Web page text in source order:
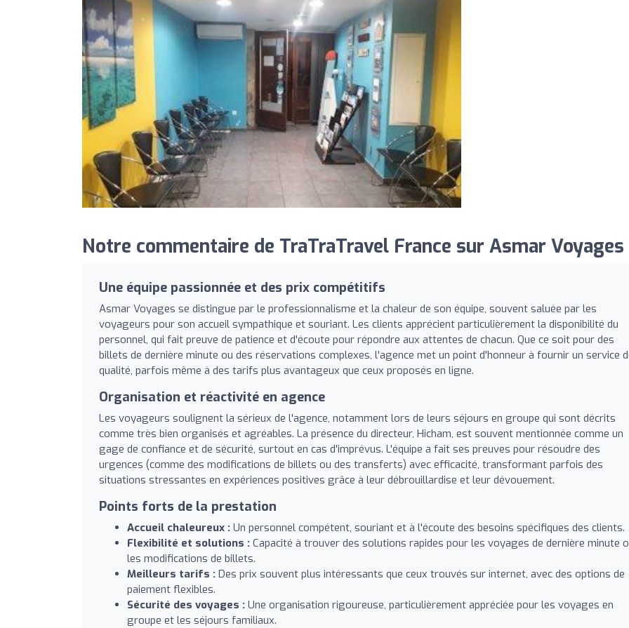
Notre commentaire de TraTraTravel France sur Asmar Voyages
Une équipe passionnée et des prix compétitifs
Asmar Voyages se distingue par le professionnalisme et la chaleur de son équipe, souvent saluée par les
voyageurs pour son accueil sympathique et souriant. Les clients apprécient particulièrement la disponibilité du
personnel, qui fait preuve de patience et d'écoute pour répondre aux attentes de chacun. Que ce soit pour des
billets de dernière minute ou des réservations complexes, l'agence met un point d'honneur à fournir un service
qualité, parfois même à des tarifs plus avantageux que ceux proposés en ligne.
Organisation et réactivité en agence
Les voyageurs soulignent la sérieux de l'agence, notamment lors de leurs séjours en groupe qui sont décrits
comme très bien organisés et agréables. La présence du directeur, Hicham, est souvent mentionnée comme un
gage de confiance et de sécurité, surtout en cas d'imprévus. L'équipe a fait ses preuves pour résoudre des
urgences (comme des modifications de billets ou des transferts) avec efficacité, transformant parfois des
situations stressantes en expériences positives grâce à leur débrouillardise et leur dévouement.
Points forts de la prestation
Accueil chaleureux : Un personnel compétent, souriant et à l'écoute des besoins spécifiques des clients.
Flexibilité et solutions : Capacité à trouver des solutions rapides pour les voyages de dernière minute
les modifications de billets.
Meilleurs tarifs : Des prix souvent plus intéressants que ceux trouvés sur internet, avec des options de
paiement flexibles.
Sécurité des voyages : Une organisation rigoureuse, particulièrement appréciée pour les voyages en
groupe et les séjours familiaux.